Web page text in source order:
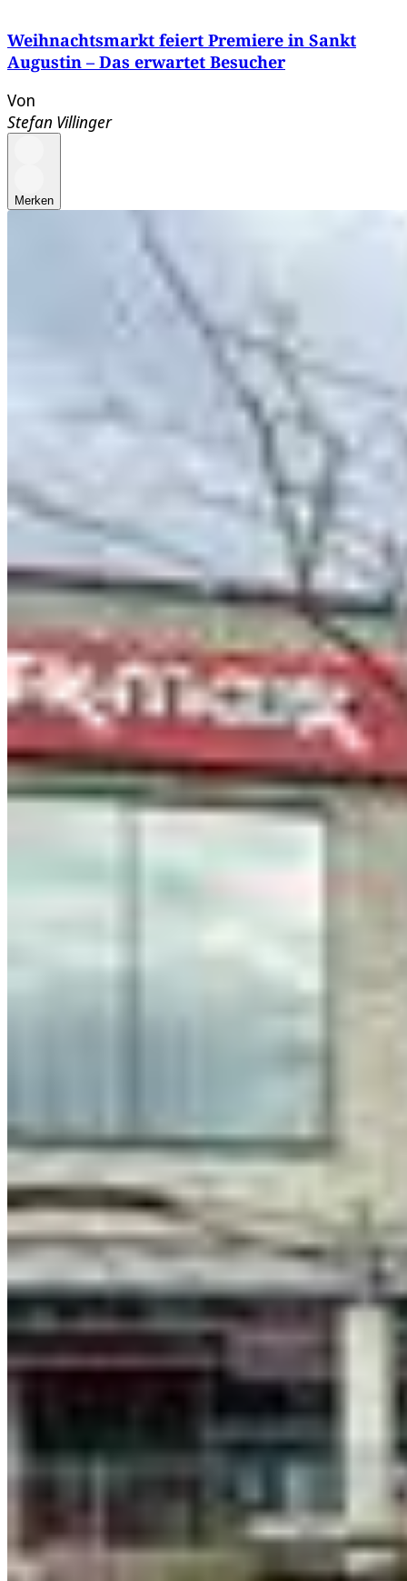
Weihnachtsmarkt feiert Premiere in Sankt
Augustin – Das erwartet Besucher
Von
Stefan Villinger
Merken